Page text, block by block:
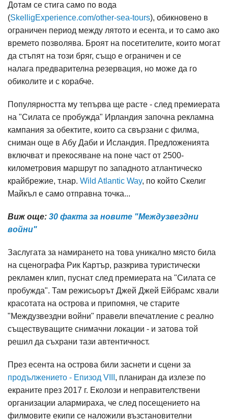
Дотам се стига само по вода
(SkelligExperience.com/other-sea-tours), обикновено в
ограничен период между лятото и есента, и то само ако
времето позволява. Броят на посетителите, които могат
да стъпят на този бряг, също е ограничен и се
налага предварителна резервация, но може да го
обиколите и с корабче.
Популярността му тепърва ще расте - след премиерата
на "Силата се пробужда" Ирландия започна рекламна
кампания за обектите, които са свързани с филма,
сниман още в Абу Даби и Исландия. Предложенията
включват и прекосяване на поне част от 2500-
километровия маршрут по западното атлантическо
крайбрежие, т.нар. Wild Atlantic Way, по който Скелиг
Майкъл е само отправна точка...
Виж още: 30 факта за новите "Междузвездни
войни"
Заслугата за намирането на това уникално място била
на сценографа Рик Картър, разкрива туристически
рекламен клип, пуснат след премиерата на "Силата се
пробужда". Там режисьорът Джей Джей Ейбрамс хвали
красотата на острова и припомня, че старите
"Междузвездни войни" правели впечатление с реално
съществуващите снимачни локации - и затова той
решил да съхрани тази автентичност.
През есента на острова били заснети и сцени за
продължението - Епизод VIII , планиран да излезе по
екраните през 2017 г. Еколози и неправителствени
организации алармираха, че след посещението на
филмовите екипи се наложили възстановителни